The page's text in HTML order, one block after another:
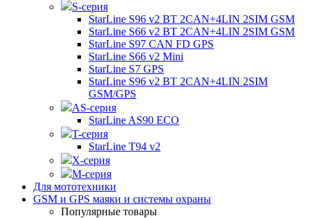
S-серия
StarLine S96 v2 BT 2CAN+4LIN 2SIM GSM
StarLine S66 v2 BT 2CAN+4LIN 2SIM GSM
StarLine S97 CAN FD GPS
StarLine S66 v2 Mini
StarLine S7 GPS
StarLine S96 v2 BT 2CAN+4LIN 2SIM
GSM/GPS
AS-серия
StarLine AS90 ECO
T-серия
StarLine T94 v2
X-серия
M-серия
Для мототехники
GSM и GPS маяки и системы охраны
Популярные товары